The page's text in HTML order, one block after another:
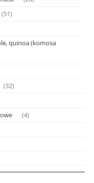
(51)
quinoa (komosa
(32)
(4)